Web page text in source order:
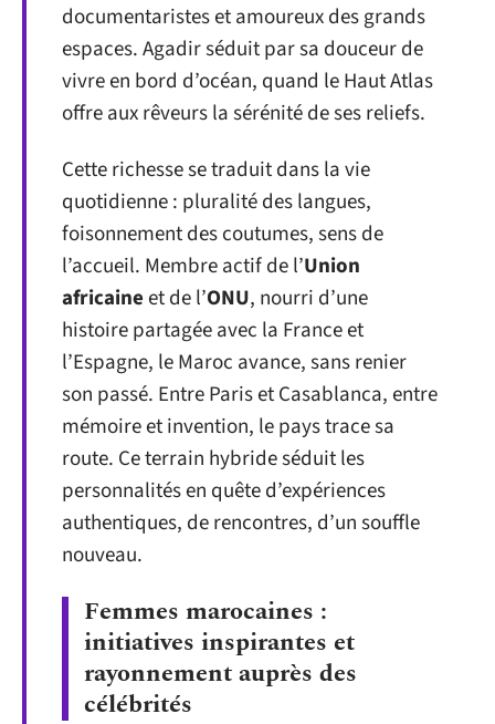
documentaristes et amoureux des grands
espaces. Agadir séduit par sa douceur de
vivre en bord d’océan, quand le Haut Atlas
offre aux rêveurs la sérénité de ses reliefs.
Cette richesse se traduit dans la vie
quotidienne : pluralité des langues,
foisonnement des coutumes, sens de
l’accueil. Membre actif de l’Union
africaineet de l’ONU, nourri d’une
histoire partagée avec la France et
l’Espagne, le Maroc avance, sans renier
son passé. Entre Paris et Casablanca, entre
mémoire et invention, le pays trace sa
route. Ce terrain hybride séduit les
personnalités en quête d’expériences
authentiques, de rencontres, d’un souffle
nouveau.
Femmes marocaines :
initiatives inspirantes et
rayonnement auprès des
célébrités